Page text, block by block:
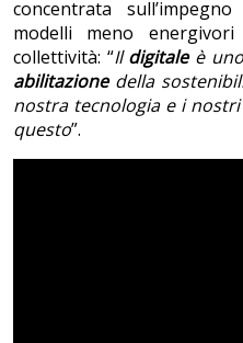
concentrata
modelli meno
collettività: “Ildigitaleè
abilitazionedella
nostra tecnologia e i
questo”.